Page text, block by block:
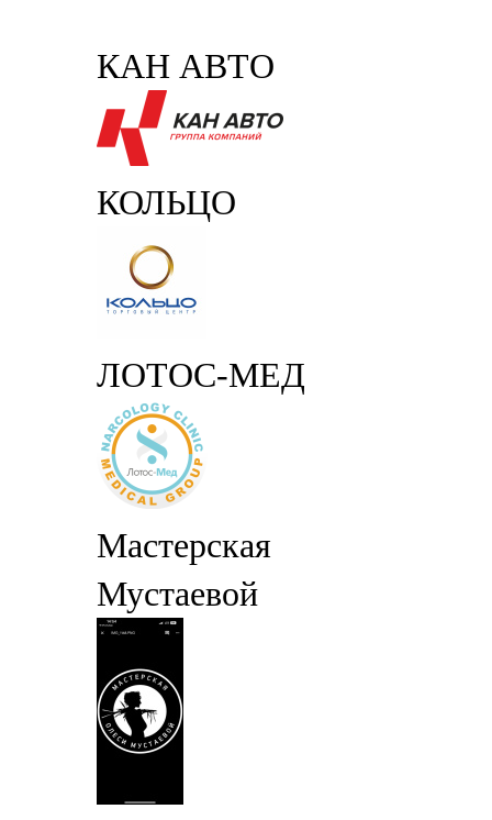
КАН АВТО
КОЛЬЦО
ЛОТОС-МЕД
Мастерская
Мустаевой